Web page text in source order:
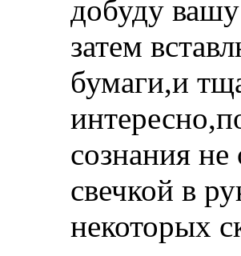
добуду
затем
бумаги,и
сознания не
свечкой в
некоторых